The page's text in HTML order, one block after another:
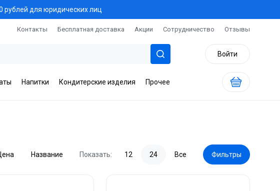
рублей для юридических лиц
Контакты Бесплатная доставка Акции Сотрудничество Отзывы
Войти
Напитки Кондитерские изделия Прочее
Название Показать: 12 24 Все Фильтры